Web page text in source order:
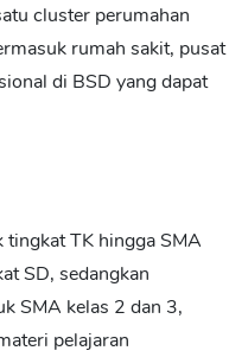
cluster perumahan
rumah sakit, pusat
di BSD yang dapat
tingkat TK hingga SMA
SD, sedangkan
SMA kelas 2 dan 3,
pelajaran